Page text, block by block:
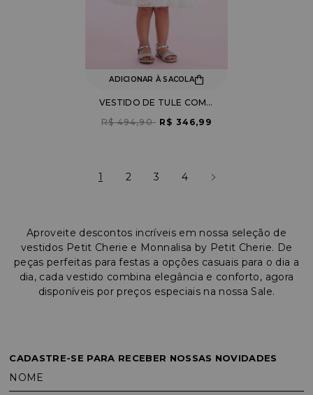
ADICIONAR À SACOLA
VESTIDO DE TULE COM LAÇO
R$ 494,90 R$ 346,99
1 2 3 4
Aproveite descontos incríveis em nossa seleção de
vestidos Petit Cherie e Monnalisa by Petit Cherie. De
peças perfeitas para festas a opções casuais para o dia a
dia, cada vestido combina elegância e conforto, agora
disponíveis por preços especiais na nossa Sale.
CADASTRE-SE PARA RECEBER NOSSAS NOVIDADES
NOME